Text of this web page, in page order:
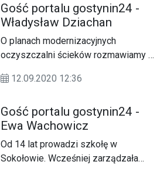
drużyny Włodzimierzem Garstką.
Gość portalu gostynin24 -
Władysław Dziachan
O planach modernizacyjnych
oczyszczalni ścieków rozmawiamy z
Przedsiębiorstwa Komunalnego
12.09.2020 12:36
Gość portalu gostynin24 -
Ewa Wachowicz
Od 14 lat prowadzi szkołę w
Sokołowie. Wcześniej zarządzała